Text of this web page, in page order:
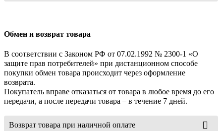
Обмен и возврат товара
В соответствии с Законом РФ от 07.02.1992 № 2300-1 «О
защите прав потребителей» при дистанционном способе
покупки обмен товара происходит через оформление
возврата.
Покупатель вправе отказаться от товара в любое время до его
передачи, а после передачи товара – в течение 7 дней.
Возврат товара при наличной оплате